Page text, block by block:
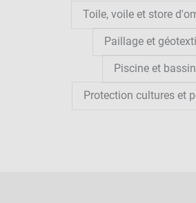
Toile, voile et store
Paillage et
Piscine et bassin
Protection cultures et